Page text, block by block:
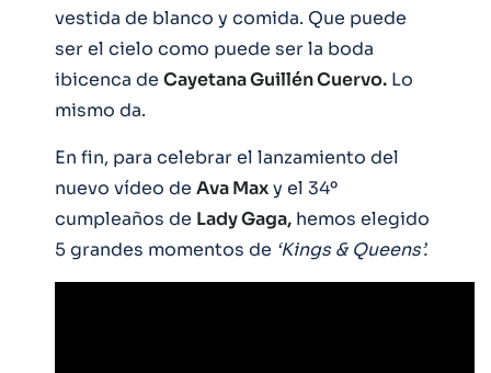
vestida de blanco y comida. Que puede
ser el cielo como puede ser la boda
ibicenca de Cayetana Guillén Cuervo. Lo
mismo da.
En fin, para celebrar el lanzamiento del
nuevo vídeo de Ava Maxy el 34º
cumpleaños de Lady Gaga, hemos elegido
5 grandes momentos de ‘Kings & Queens’.